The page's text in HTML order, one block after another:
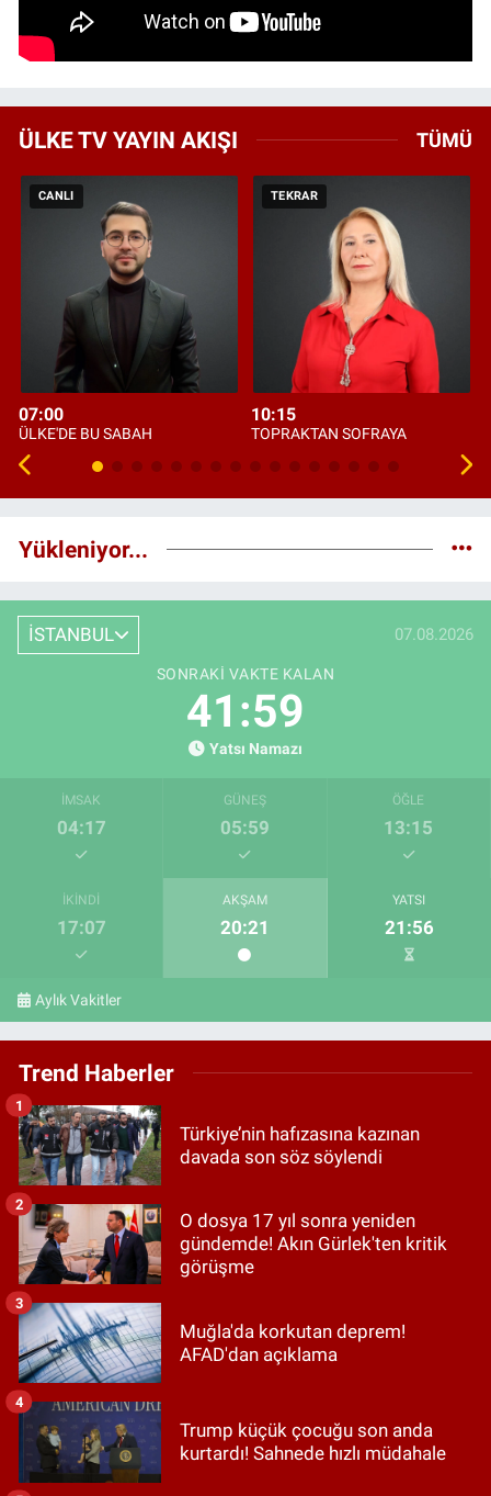
ÜLKE TV YAYIN AKIŞI TÜMÜ
CANLI
07:00
ÜLKE'DE BU SABAH
TEKRAR
10:15
TOPRAKTAN SOFRAYA
Yükleniyor...
İSTANBUL 07.08.2026
SONRAKI VAKTE KALAN
41:58
Yatsı Namazı
İMSAK
04:17
GÜNEŞ
05:59
ÖĞLE
13:15
İKINDI
17:07
AKŞAM
20:21
YATSI
21:56
Aylık Vakitler
Trend Haberler
Türkiye’nin hafızasına kazınan
davada son söz söylendi
1
O dosya 17 yıl sonra yeniden
gündemde! Akın Gürlek'ten kritik
görüşme
2
Muğla'da korkutan deprem!
AFAD'dan açıklama
3
Trump küçük çocuğu son anda
kurtardı! Sahnede hızlı müdahale
4